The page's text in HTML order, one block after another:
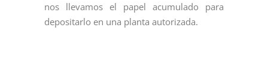
nos llevamos el papel acumulado para
depositarlo en una planta autorizada.